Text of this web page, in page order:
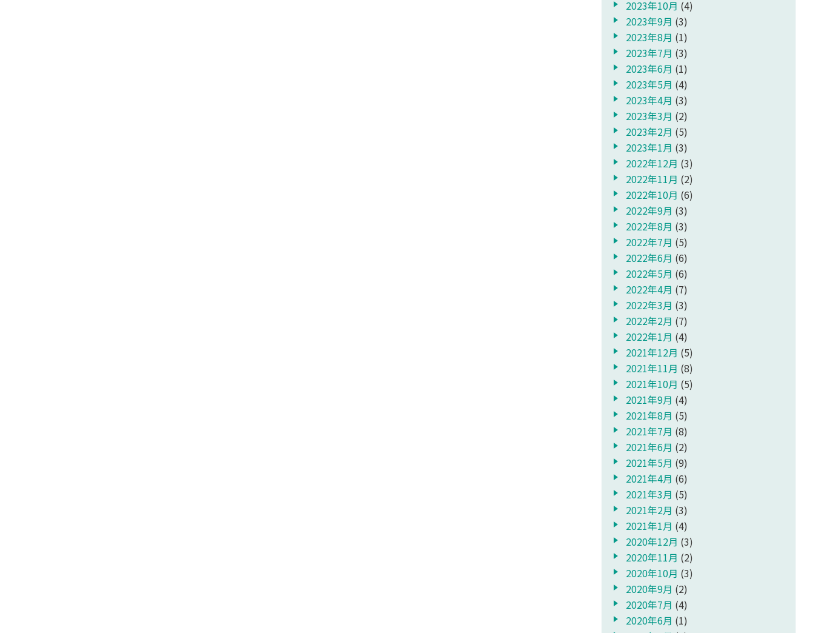
2023年10月 (4)
2023年9月 (3)
2023年8月 (1)
2023年7月 (3)
2023年6月 (1)
2023年5月 (4)
2023年4月 (3)
2023年3月 (2)
2023年2月 (5)
2023年1月 (3)
2022年12月 (3)
2022年11月 (2)
2022年10月 (6)
2022年9月 (3)
2022年8月 (3)
2022年7月 (5)
2022年6月 (6)
2022年5月 (6)
2022年4月 (7)
2022年3月 (3)
2022年2月 (7)
2022年1月 (4)
2021年12月 (5)
2021年11月 (8)
2021年10月 (5)
2021年9月 (4)
2021年8月 (5)
2021年7月 (8)
2021年6月 (2)
2021年5月 (9)
2021年4月 (6)
2021年3月 (5)
2021年2月 (3)
2021年1月 (4)
2020年12月 (3)
2020年11月 (2)
2020年10月 (3)
2020年9月 (2)
2020年7月 (4)
2020年6月 (1)